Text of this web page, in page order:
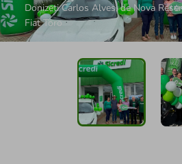
Donizeti Carlos Alves, de Nova
Fiat Toro